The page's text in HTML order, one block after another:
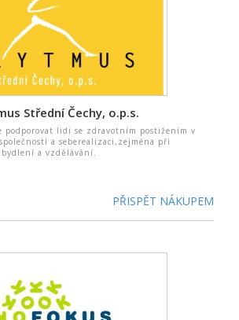
Střední Čechy, o.p.s.
podporovat lidi se zdravotním postižením v
a seberealizaci,zejména při
a vzdělávání.
PŘISPĚT NÁKUPEM